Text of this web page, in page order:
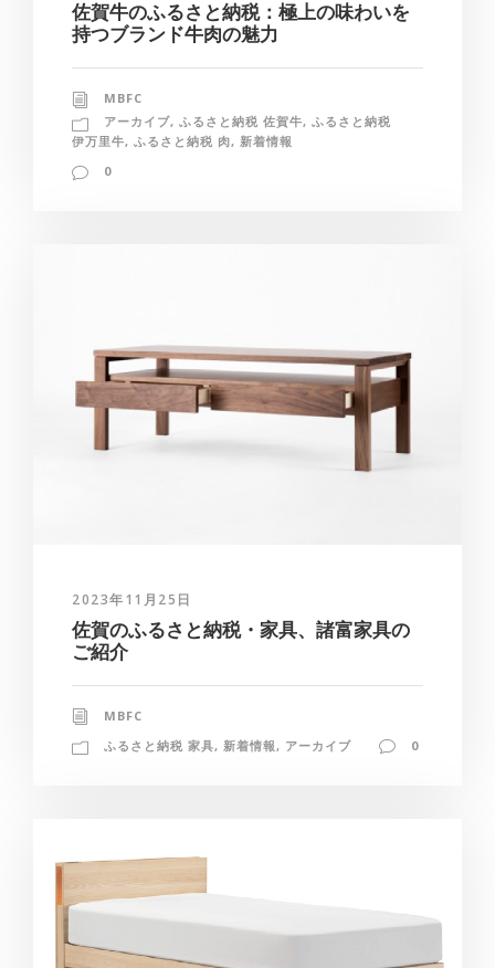
佐賀牛のふるさと納税：極上の味わいを
持つブランド牛肉の魅力
MBFC
アーカイブ, ふるさと納税 佐賀牛, ふるさと納税
伊万里牛, ふるさと納税 肉, 新着情報
0
2023年11月25日
佐賀のふるさと納税・家具、諸富家具の
ご紹介
MBFC
ふるさと納税 家具, 新着情報 , アーカイブ 0